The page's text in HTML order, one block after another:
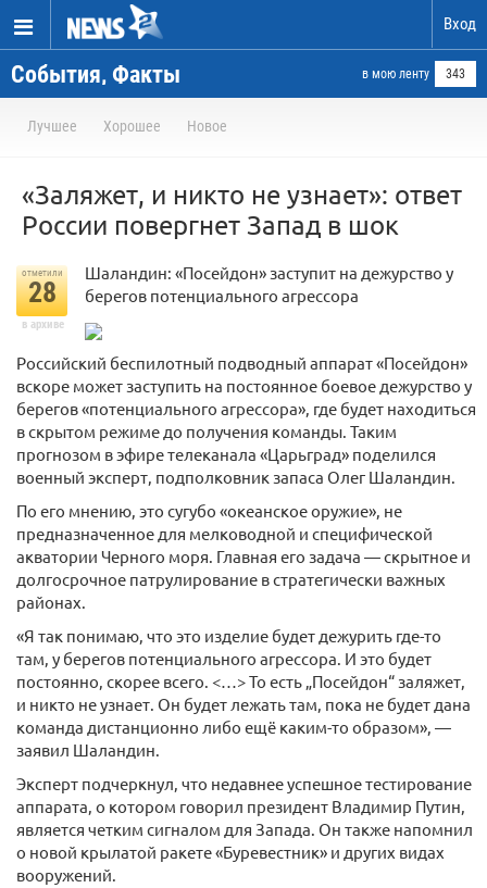
Вход
События, Факты в мою ленту 343
Лучшее Хорошее Новое
«Заляжет, и никто не узнает»: ответ
России повергнет Запад в шок
отметили
28
в архиве
Шаландин: «Посейдон» заступит на дежурство у
берегов потенциального агрессора
Российский беспилотный подводный аппарат «Посейдон»
вскоре может заступить на постоянное боевое дежурство у
берегов «потенциального агрессора», где будет находиться
в скрытом режиме до получения команды. Таким
прогнозом в эфире телеканала «Царьград» поделился
военный эксперт, подполковник запаса Олег Шаландин.
По его мнению, это сугубо «океанское оружие», не
предназначенное для мелководной и специфической
акватории Черного моря. Главная его задача — скрытное и
долгосрочное патрулирование в стратегически важных
районах.
«Я так понимаю, что это изделие будет дежурить где-то
там, у берегов потенциального агрессора. И это будет
постоянно, скорее всего. <…> То есть „Посейдон“ заляжет,
и никто не узнает. Он будет лежать там, пока не будет дана
команда дистанционно либо ещё каким-то образом», —
заявил Шаландин.
Эксперт подчеркнул, что недавнее успешное тестирование
аппарата, о котором говорил президент Владимир Путин,
является четким сигналом для Запада. Он также напомнил
о новой крылатой ракете «Буревестник» и других видах
вооружений.